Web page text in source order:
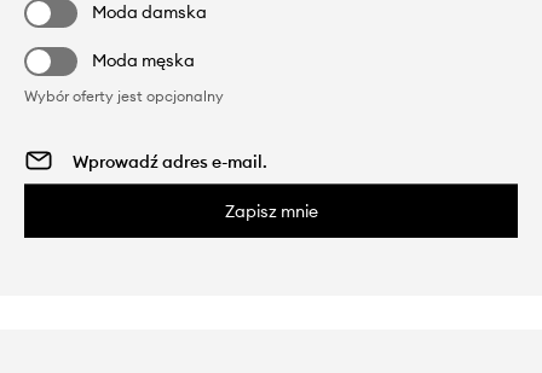
Moda damska
Moda męska
Wybór oferty jest opcjonalny
Zapisz mnie